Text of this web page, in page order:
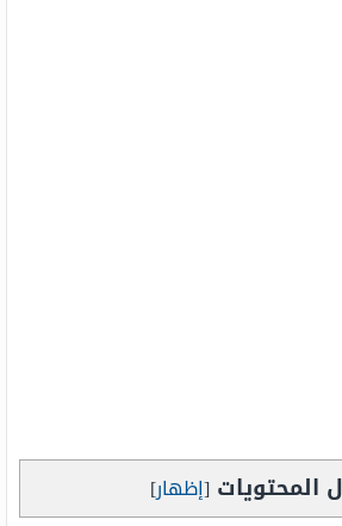
المحتويات [إظهار]